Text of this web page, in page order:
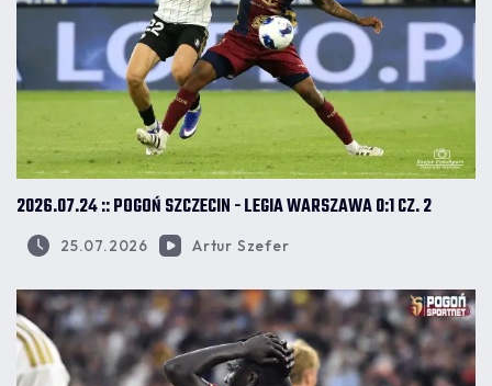
2026.07.24 :: POGOŃ SZCZECIN - LEGIA WARSZAWA 0:1 CZ. 2
25.07.2026 Artur Szefer